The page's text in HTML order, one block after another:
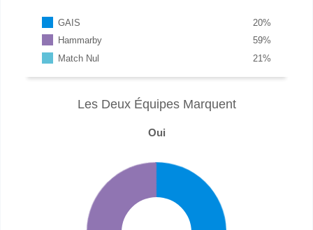
GAIS %
20
Hammarby
%
59
Match Nul
%
21
Les Deux Équipes Marquent
Oui